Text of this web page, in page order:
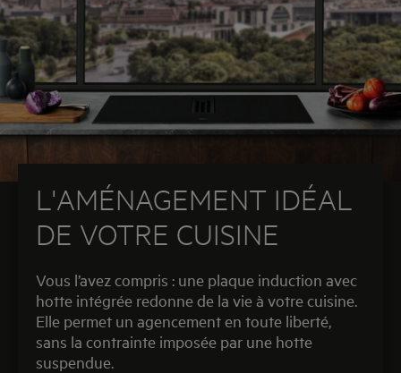
L'AMÉNAGEMENT IDÉAL
DE VOTRE CUISINE
Vous l’avez compris : une plaque induction avec
hotte intégrée redonne de la vie à votre cuisine.
Elle permet un agencement en toute liberté,
sans la contrainte imposée par une hotte
suspendue.